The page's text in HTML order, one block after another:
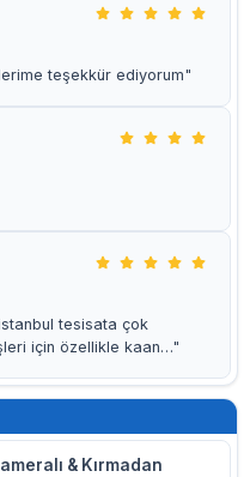
teşekkür ediyorum"
tesisata çok
için özellikle kaan…"
& Kırmadan